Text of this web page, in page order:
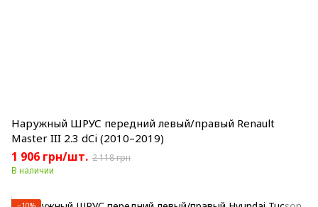
Наружный ШРУС передний левый/правый Renault
Master III 2.3 dCi (2010–2019)
1 906 грн/шт. 2 118 грн
В наличии